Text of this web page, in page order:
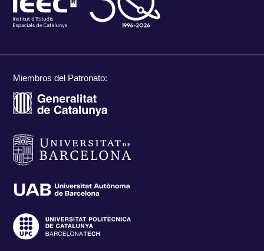
Miembros del Patronato: